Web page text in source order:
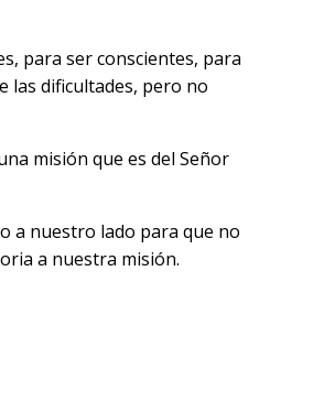
para ser conscientes, para
las dificultades, pero no
misión que es del Señor
a nuestro lado para que no
a nuestra misión.